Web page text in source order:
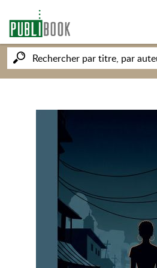
CONNAISSANCES
MON PETIT